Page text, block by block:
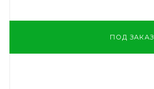
ПОД ЗАКАЗ